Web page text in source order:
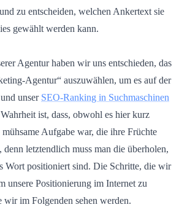
zu entscheiden, welchen Ankertext sie
gewählt werden kann.
Agentur haben wir uns entschieden, das
Agentur“ auszuwählen, um es auf der
unser SEO-Ranking in Suchmaschinen
ist, dass, obwohl es hier kurz
Aufgabe war, die ihre Früchte
letztendlich muss man die überholen,
Wort positioniert sind. Die Schritte, die wir
unsere Positionierung im Internet zu
wir im Folgenden sehen werden.